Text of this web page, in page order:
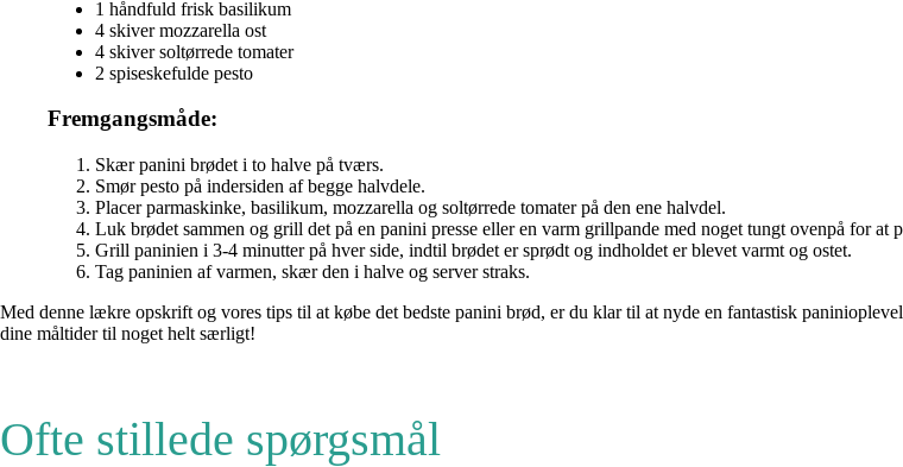
1 håndfuld frisk basilikum
4 skiver mozzarella ost
4 skiver soltørrede tomater
2 spiseskefulde pesto
Fremgangsmåde:
Skær panini brødet i to halve på tværs.
Smør pesto på indersiden af begge halvdele.
Placer parmaskinke, basilikum, mozzarella og soltørrede tomater på den ene halvdel.
Luk brødet sammen og grill det på en panini presse eller en varm grillpande med noget tungt ovenpå for at
Grill paninien i 3-4 minutter på hver side, indtil brødet er sprødt og indholdet er blevet varmt og ostet.
Tag paninien af varmen, skær den i halve og server straks.
Med denne lækre opskrift og vores tips til at købe det bedste panini brød, er du klar til at nyde en fantastisk
dine måltider til noget helt særligt!
Ofte stillede spørgsmål